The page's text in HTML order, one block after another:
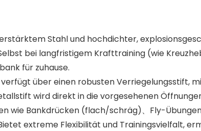
verstärktem Stahl und hochdichter,
bei langfristigem Krafttraining (wie
für zuhause.
verfügt über einen robusten Verriegelungsstift,
wird direkt in die vorgesehenen
wie Bankdrücken (flach/schräg)、Fly-
Bietet extreme Flexibilität und Trainingsvielfalt,